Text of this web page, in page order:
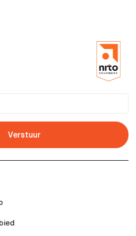
inzetten van GitHub
testen en optimaliseren
Verstuur